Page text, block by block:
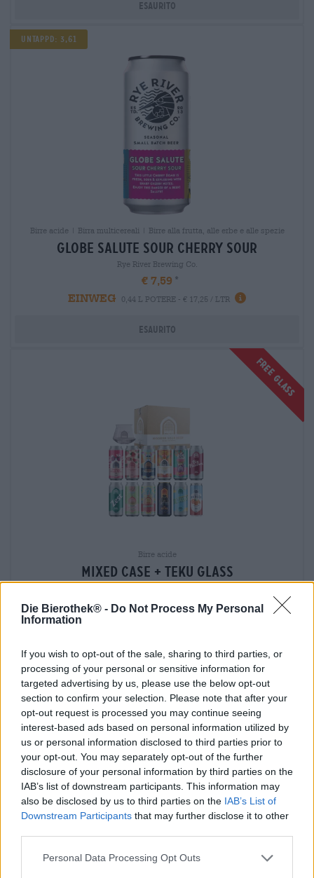
Die Bierothek® - Do Not Process My Personal
Information
If you wish to opt-out of the sale, sharing to third parties, or
processing of your personal or sensitive information for
targeted advertising by us, please use the below opt-out
section to confirm your selection. Please note that after your
opt-out request is processed you may continue seeing
interest-based ads based on personal information utilized by
us or personal information disclosed to third parties prior to
your opt-out. You may separately opt-out of the further
disclosure of your personal information by third parties on the
IAB’s list of downstream participants. This information may
also be disclosed by us to third parties on the IAB’s List of
Downstream Participants that may further disclose it to other
Personal Data Processing Opt Outs
Esaurito
UNTAPPD: 3,61
Birre acide | Birra multicereali | Birre alla frutta, alle erbe e alle spezie
globe salute sour cherry sour
Rye River Brewing Co.
€ 7,59
EINWEG
0,44 L POTERE - € 17,25 / LTR
Esaurito
FREE GLASS
Birre acide
mixed case + teku glass
€ 58,59 € 68,89
Esaurito
Ridotto